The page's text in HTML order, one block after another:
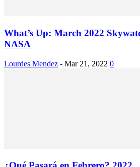
What’s Up: March 2022
NASA
Lourdes Mendez - Mar 21, 2022 0